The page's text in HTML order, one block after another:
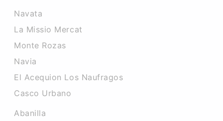
Navata
La Missio Mercat
Monte Rozas
Navia
El Acequion Los Naufragos
Casco Urbano
Abanilla